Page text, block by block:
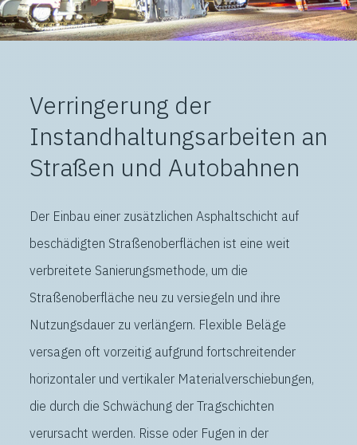
Verringerung der
Instandhaltungsarbeiten an
Straßen und Autobahnen
Der Einbau einer zusätzlichen Asphaltschicht auf
beschädigten Straßenoberflächen ist eine weit
verbreitete Sanierungsmethode, um die
Straßenoberfläche neu zu versiegeln und ihre
Nutzungsdauer zu verlängern. Flexible Beläge
versagen oft vorzeitig aufgrund fortschreitender
horizontaler und vertikaler Materialverschiebungen,
die durch die Schwächung der Tragschichten
verursacht werden. Risse oder Fugen in der